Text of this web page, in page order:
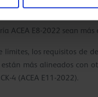
límites más elevados
ahora se han elevado
ACEA E8-2022 sean más
límites, los requisitos de
más alineados con
4 (ACEA E11-2022).